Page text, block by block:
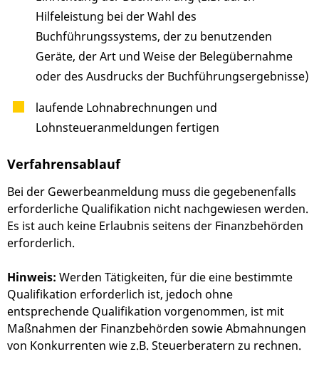
Hilfeleistung bei der Wahl des
Buchführungssystems, der zu benutzenden
Geräte, der Art und Weise der Belegübernahme
oder des Ausdrucks der Buchführungsergebnisse)
laufende Lohnabrechnungen und
Lohnsteueranmeldungen fertigen
Verfahrensablauf
Bei der Gewerbeanmeldung muss die gegebenenfalls
erforderliche Qualifikation nicht nachgewiesen werden.
Es ist auch keine Erlaubnis seitens der Finanzbehörden
erforderlich.
Hinweis: Werden Tätigkeiten, für die eine bestimmte
Qualifikation erforderlich ist, jedoch ohne
entsprechende Qualifikation vorgenommen, ist mit
Maßnahmen der Finanzbehörden sowie Abmahnungen
von Konkurrenten wie z.B. Steuerberatern zu rechnen.